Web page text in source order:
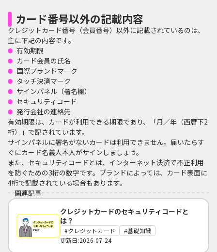
カード番号以外の記載内容
クレジットカード番号（会員番号）以外に記載されているのは、
主に下記の内容です。
有効期限
カード会員の氏名
国際ブランドマーク
タッチ決済マーク
サインパネル（署名欄）
セキュリティコード
発行会社の連絡先
有効期限は、カードが利用できる期限であり、「月／年（西暦下2
桁）」で記されています。
サインパネルに署名がないカードは利用できません。届いたらす
ぐにカード名義人本人がサインしましょう。
また、セキュリティコードとは、インターネット決済で不正利用
を防ぐための3桁の数字です。ブランドによっては、カード表面に
4桁で記載されている場合もあります。
関連記事
クレジットカードのセキュリティコードと
は？
クレジットカード
基礎知識
更新日:2026-07-24